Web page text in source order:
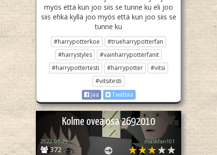
myös että kun joo siis se tunne ku eli joo
siis ehkä kyllä joo myös että kun joo siis se
tunne ku
#harrypotterkoe
#trueharrypotterfan
#harrystyles
#vainharrypotterfanit
#harrypottertesti
#harrypotter
#vitsi
#vitsitesti
Jaa
Twiittaa
Kolme ovea osa 2692010
372
2022-01-29 maskfan101